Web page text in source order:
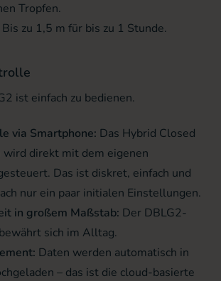
Tropfen.
Bis zu 1,5 m für bis zu 1 Stunde.
ist einfach zu bedienen.
via Smartphone: Das Hybrid Closed
wird direkt mit dem eigenen
Das ist diskret, einfach und
nur ein paar initialen Einstellungen.
in großem Maßstab: Der DBLG2-
sich im Alltag.
Daten werden automatisch in
– das ist die cloud-basierte